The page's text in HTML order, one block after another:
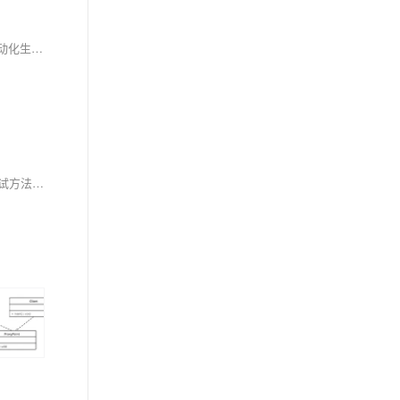
ADB Analytic Agent助力广告营销智能化，融合异动与归因分析，支持自然语言输入、多源数据对接及场景模板化，实现从数据获取到洞察报告的自动化生成，提升分析效率与精度，推动数据驱动决策。
本文深入解析AI测试的核心技能与学习路径，涵盖业务理解、模型指标计算与性能测试三大阶段，助力掌握分类、推荐系统、计算机视觉等多场景测试方法，提升AI产品质量保障能力。